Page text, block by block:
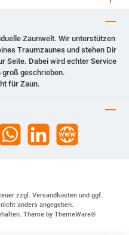
Zaunwelt. Wir unterstützen
Traumzaunes und stehen Dir
Seite. Dabei wird echter Service
groß geschrieben.
für Zaun.
zzgl. Versandkosten und ggf.
anders angegeben.
Theme by ThemeWare®